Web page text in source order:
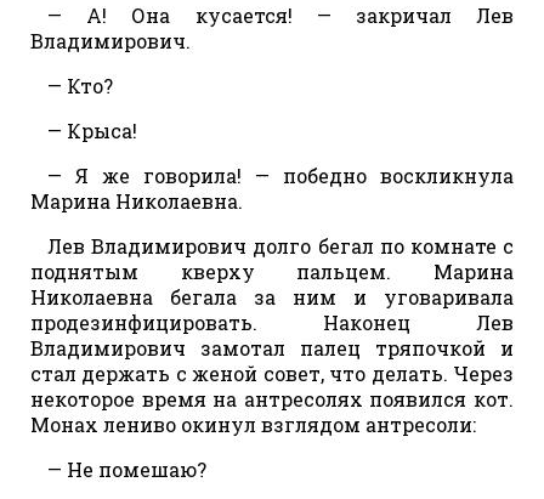
— А! Она кусается! — закричал Лев
Владимирович.
— Кто?
— Крыса!
— Я же говорила! — победно воскликнула
Марина Николаевна.
Лев Владимирович долго бегал по комнате с
поднятым кверху пальцем. Марина
Николаевна бегала за ним и уговаривала
продезинфицировать. Наконец Лев
Владимирович замотал палец тряпочкой и
стал держать с женой совет, что делать. Через
некоторое время на антресолях появился кот.
Монах лениво окинул взглядом антресоли:
— Не помешаю?